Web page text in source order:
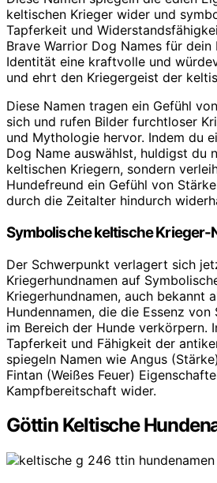
keltischen Krieger wider und
Tapferkeit und
Brave Warrior Dog Names für
Identität eine kraftvolle und
und ehrt den Kriegergeist der
Diese Namen tragen ein Gefühl
sich und rufen Bilder furchtloser
und Mythologie hervor. Indem du
Dog Name auswählst, huldigst du
keltischen Kriegern, sondern
Hundefreund ein Gefühl von
durch die Zeitalter hindurch
Symbolische keltische Krieger-
Der Schwerpunkt verlagert sich
Kriegerhundnamen auf
Kriegerhundnamen, auch bekannt
Hundennamen, die die Essenz
im Bereich der Hunde verkörpern.
Tapferkeit und Fähigkeit der
spiegeln Namen wie Angus
Fintan (Weißes Feuer)
Kampfbereitschaft wider.
Göttin Keltische